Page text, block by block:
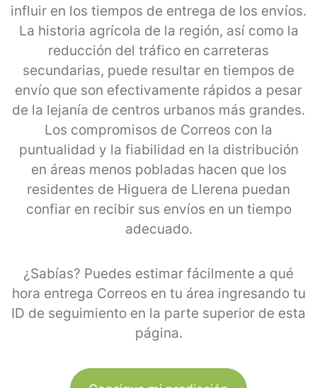
influir en los tiempos de entrega de los envíos.
La historia agrícola de la región, así como la
reducción del tráfico en carreteras
secundarias, puede resultar en tiempos de
envío que son efectivamente rápidos a pesar
de la lejanía de centros urbanos más grandes.
Los compromisos de Correos con la
puntualidad y la fiabilidad en la distribución
en áreas menos pobladas hacen que los
residentes de Higuera de Llerena puedan
confiar en recibir sus envíos en un tiempo
adecuado.
¿Sabías? Puedes estimar fácilmente a qué
hora entrega Correos en tu área ingresando tu
ID de seguimiento en la parte superior de esta
página.